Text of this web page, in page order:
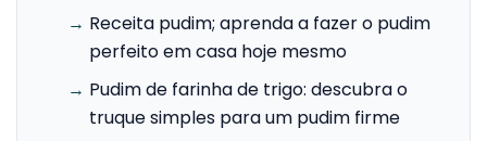
→ Receita pudim; aprenda a fazer o pudim
perfeito em casa hoje mesmo
→ Pudim de farinha de trigo: descubra o
truque simples para um pudim firme